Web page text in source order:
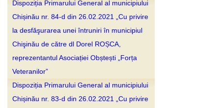
Dispoziția Primarului General al municipiului
Chișinău nr. 84-d din 26.02.2021 „Cu privire
la desfăşurarea unei întruniri în municipiul
Chişinău de către dl Dorel ROȘCA,
reprezentantul Asociației Obștești „Forța
Veteranilor”
Dispoziția Primarului General al municipiului
Chișinău nr. 83-d din 26.02.2021 „Cu privire